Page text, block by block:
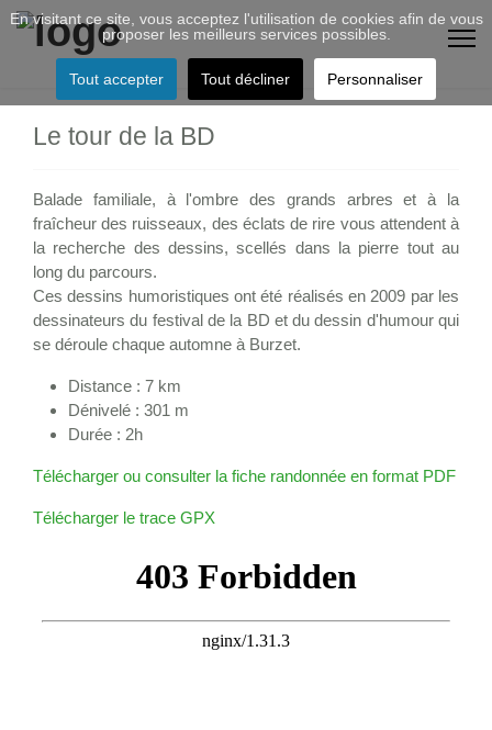
Le tour de la BD
Balade familiale, à l'ombre des grands arbres et à la
fraîcheur des ruisseaux, des éclats de rire vous attendent à
la recherche des dessins, scellés dans la pierre tout au
long du parcours.
Ces dessins humoristiques ont été réalisés en 2009 par les
dessinateurs du festival de la BD et du dessin d'humour qui
se déroule chaque automne à Burzet.
Distance : 7 km
Dénivelé : 301 m
Durée : 2h
Télécharger ou consulter la fiche randonnée en format PDF
Télécharger le trace GPX
En visitant ce site, vous acceptez l'utilisation de cookies afin de vous
proposer les meilleurs services possibles.
Tout accepter Tout décliner Personnaliser